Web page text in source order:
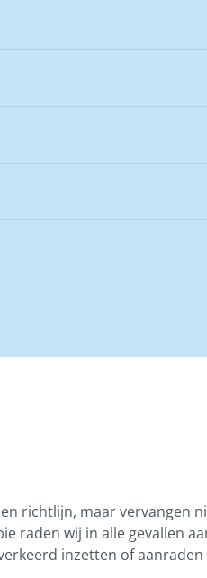
richtlijn, maar vervangen
raden wij in alle gevallen
inzetten of